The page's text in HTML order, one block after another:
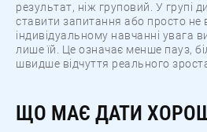
результат, ніж груповий. У групі
ставити запитання або просто не
індивідуальному навчанні увага
лише їй. Це означає менше пауз,
швидше відчуття реального
ЩО МАЄ ДАТИ